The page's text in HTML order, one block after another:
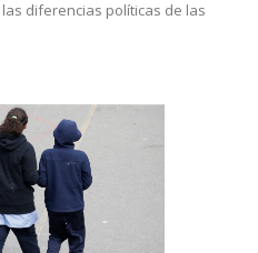
diferencias políticas de las